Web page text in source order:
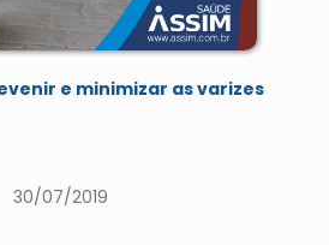
e minimizar as varizes
30/07/2019